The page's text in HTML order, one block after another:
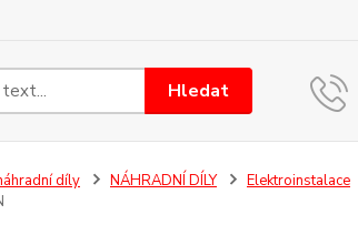
Hledat
díly NÁHRADNÍ DÍLY Elektroinstalace